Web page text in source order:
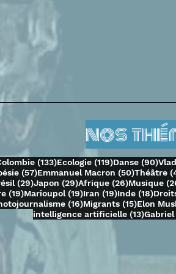
nos
posts (133)133 posts
Ecologie (119)119 posts
Danse (90)90
posts(57)57 posts
Emmanuel Macron (50)50 posts
Théâtre
posts(29)29 posts
Japon (29)29 posts
Afrique (26)26 posts
Musique
(19)19 posts
Marioupol (19)19 posts
Iran (19)19 posts
Inde (18)18
posts (16)16 posts
Migrants (15)15 posts
Elon
intelligence artificielle (13)13 posts